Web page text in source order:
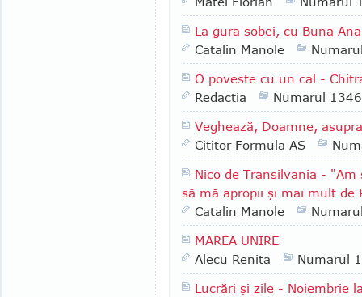
La gura sobei, cu Buna
Catalin Manole
O poveste cu un cal -
Redactia
Numarul 1346
Veghează, Doamne,
Cititor Formula AS
Nico de Transilvania -
să mă apropii şi mai mult de
Catalin Manole
MAREA UNIRE
Alecu Renita
Numarul
Lucrări şi zile - Noiembrie